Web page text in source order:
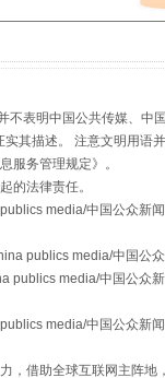
除了知
不表明中国公共传媒、
其描述。 注意文明用语
服务管理规定》。
的法律责任。
media/中国公众
publics media/中国
publics media/中国公
media/中国公众
，借助全球互联网主阵